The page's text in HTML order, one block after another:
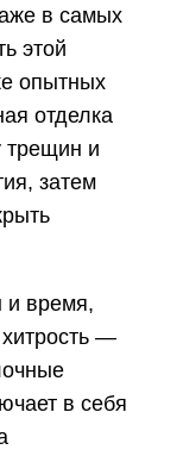
в самых
этой
опытных
отделка
трещин и
затем
и время,
—
в себя